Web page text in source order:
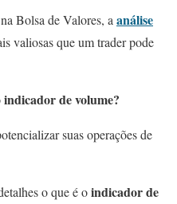
Bolsa de Valores, a análise
valiosas que um trader pode
indicador de volume?
suas operações de
o que é oindicador de